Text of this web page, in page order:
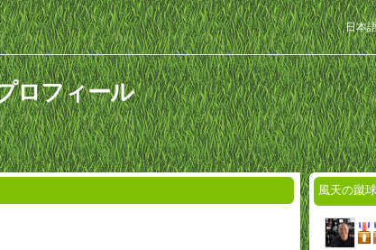
日本
ロフィール
風天の蹴